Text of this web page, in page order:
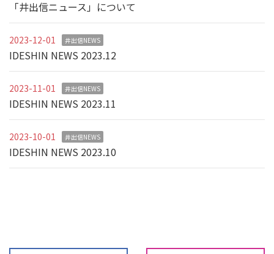
「井出信ニュース」について
2023-12-01 井出信NEWS
IDESHIN NEWS 2023.12
2023-11-01 井出信NEWS
IDESHIN NEWS 2023.11
2023-10-01 井出信NEWS
IDESHIN NEWS 2023.10